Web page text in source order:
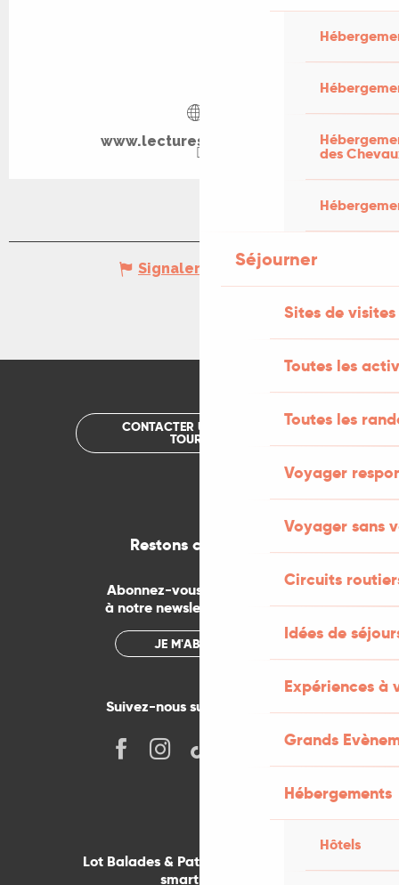
des
Séjourner
Sites de visites
Toutes les
Toutes les
Voyager
Voyager sans
Circuits
Idées de
Expériences à
Grands
Hébergements
Hôtels
www.lecturesfestival.com
Signaler une erreur
CONTACTER UN OFFICE DE
TOURISME
Restons connectés
Abonnez-vous gratuitement
à notre newsletter mensuelle
JE M'ABONNE
Suivez-nous sur les réseaux !
Lot Balades & Patrimoines sur votre
smartphone